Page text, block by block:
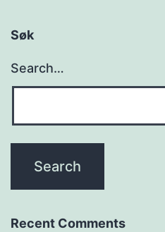
Søk
Search…
Recent Comments